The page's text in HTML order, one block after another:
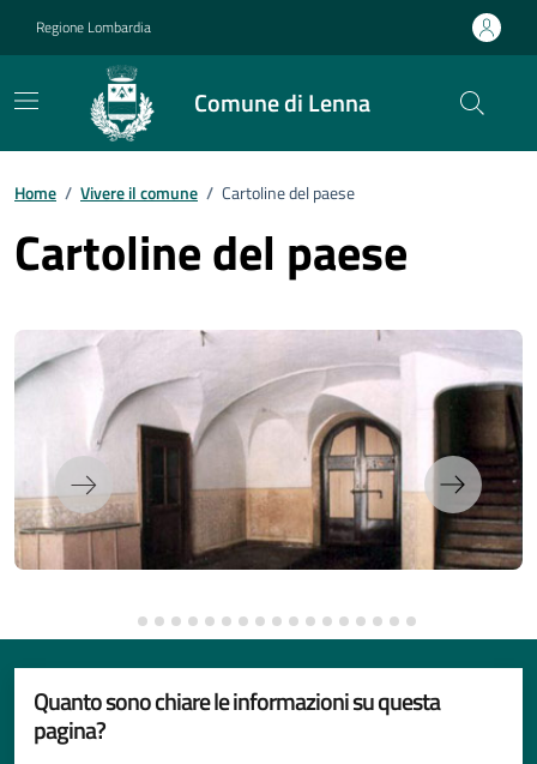
Regione Lombardia
Comune di Lenna
Home / Vivere il comune / Cartoline del paese
Cartoline del paese
Quanto sono chiare le informazioni su questa
pagina?